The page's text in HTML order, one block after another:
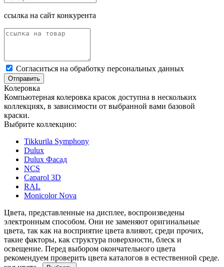
ссылка на сайт конкурента
Cогласиться на обработку персональных данных
Отправить
Колеровка
Компьютерная колеровка красок доступна в нескольких
коллекциях, в зависимости от выбранной вами базовой
краски.
Выбрите коллекцию:
Tikkurila Symphony
Dulux
Dulux Фасад
NCS
Caparol 3D
RAL
Monicolor Nova
Цвета, представленные на дисплее, воспроизведены
электронным способом. Они не заменяют оригинальные
цвета, так как на восприятие цвета влияют, среди прочих,
такие факторы, как структура поверхности, блеск и
освещение. Перед выбором окончательного цвета
рекомендуем проверить цвета каталогов в естественной среде.